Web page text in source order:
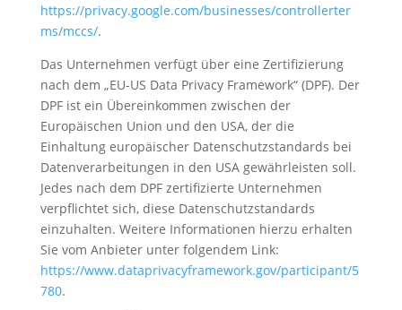
https://privacy.google.com/businesses/controllerter
ms/mccs/.
Das Unternehmen verfügt über eine Zertifizierung
nach dem „EU-US Data Privacy Framework“ (DPF). Der
DPF ist ein Übereinkommen zwischen der
Europäischen Union und den USA, der die
Einhaltung europäischer Datenschutzstandards bei
Datenverarbeitungen in den USA gewährleisten soll.
Jedes nach dem DPF zertifizierte Unternehmen
verpflichtet sich, diese Datenschutzstandards
einzuhalten. Weitere Informationen hierzu erhalten
Sie vom Anbieter unter folgendem Link:
https://www.dataprivacyframework.gov/participant/5
780.